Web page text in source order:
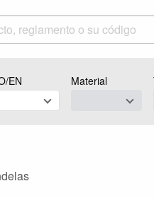
EN Material